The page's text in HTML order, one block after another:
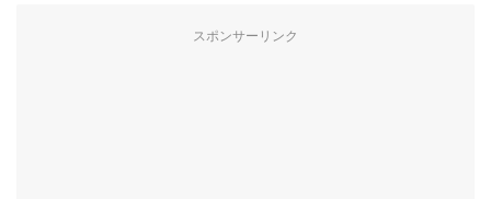
スポンサーリンク